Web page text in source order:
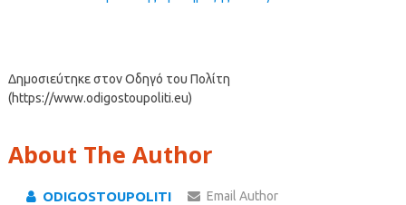
Δημοσιεύτηκε στον Οδηγό του Πολίτη
(https://www.odigostoupoliti.eu)
About The Author
ODIGOSTOUPOLITI Email Author